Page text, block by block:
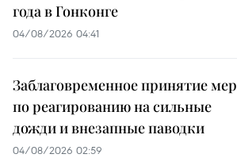
года в Гонконге
04/08/2026 04:41
Заблаговременное принятие мер
по реагированию на сильные
дожди и внезапные паводки
04/08/2026 02:59